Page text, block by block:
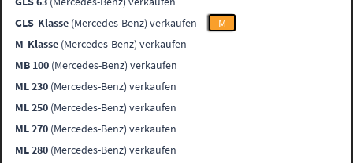
GLS-Klasse (Mercedes-Benz) verkaufen
M
M-Klasse (Mercedes-Benz) verkaufen
MB 100 (Mercedes-Benz) verkaufen
ML 230 (Mercedes-Benz) verkaufen
ML 250 (Mercedes-Benz) verkaufen
ML 270 (Mercedes-Benz) verkaufen
ML 280 (Mercedes-Benz) verkaufen